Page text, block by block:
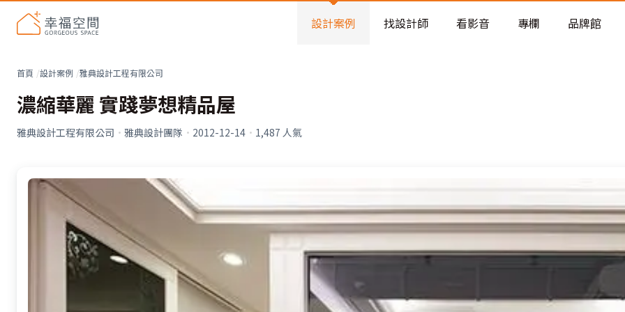
看不見的居家風險和翻新關鍵
老屋預算分配與高 CP 值煥新術
設計案例 找設計師 看影音 專欄 品牌館
首頁 設計案例 雅典設計工程有限公司
濃縮華麗 實踐夢想精品屋
雅典設計工程有限公司 · 雅典設計團隊 · 2012-12-14 · 1,487 人氣